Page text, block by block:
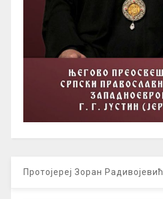
Протојереј Зоран Радивојевић